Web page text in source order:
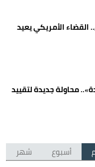
القضاء الأمريكي يعيد
محاولة جديدة لتقييد
أسبوع شهر